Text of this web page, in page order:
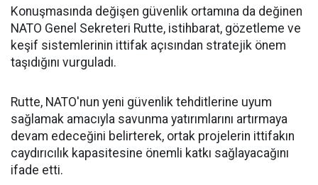
Konuşmasında değişen güvenlik ortamına da değinen
NATO Genel Sekreteri Rutte, istihbarat, gözetleme ve
keşif sistemlerinin ittifak açısından stratejik önem
taşıdığını vurguladı.
Rutte, NATO'nun yeni güvenlik tehditlerine uyum
sağlamak amacıyla savunma yatırımlarını artırmaya
devam edeceğini belirterek, ortak projelerin ittifakın
caydırıcılık kapasitesine önemli katkı sağlayacağını
ifade etti.